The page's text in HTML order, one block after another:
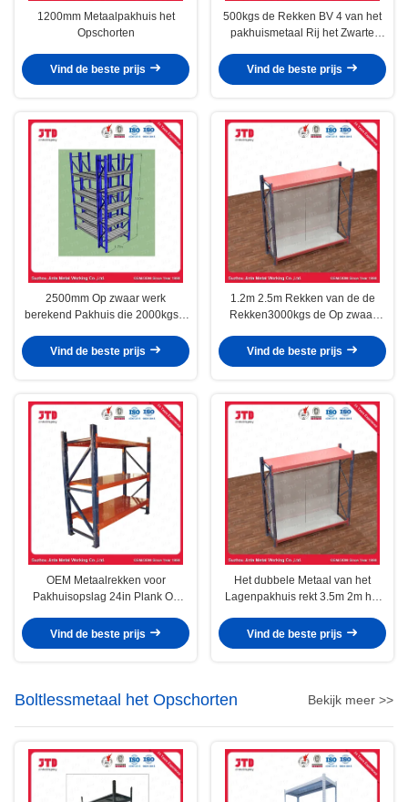
1200mm Metaalpakhuis het
Opschorten
Vind de beste prijs
500kgs de Rekken BV 4 van het
pakhuismetaal Rij het Zwarte
Vind de beste prijs
2500mm Op zwaar werk
berekend Pakhuis die 2000kgs 6
Opschorten
Vind de beste prijs
1.2m 2.5m Rekken van de de
Rekken3000kgs de Op zwaar
het Pakhuismetaal
Vind de beste prijs
OEM Metaalrekken voor
Pakhuisopslag 24in Plank Op
Vind de beste prijs
Het dubbele Metaal van het
Lagenpakhuis rekt 3.5m 2m het
Vind de beste prijs
Boltlessmetaal het Opschorten Bekijk meer >>